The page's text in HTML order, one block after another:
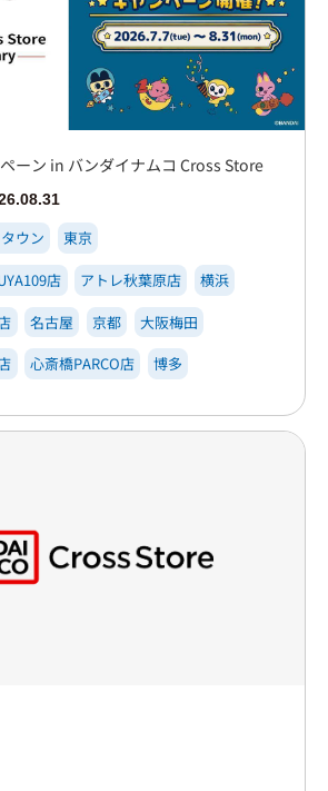
ーン in バンダイナムコ Cross Store
ウン
東京
店
アトレ秋葉原店
横浜
名古屋 京都
大阪梅田
心斎橋PARCO店 博多